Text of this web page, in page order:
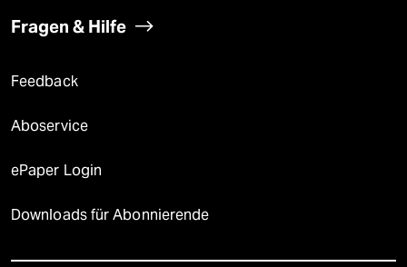
Fragen & Hilfe
Feedback
Aboservice
ePaper Login
Downloads für Abonnierende